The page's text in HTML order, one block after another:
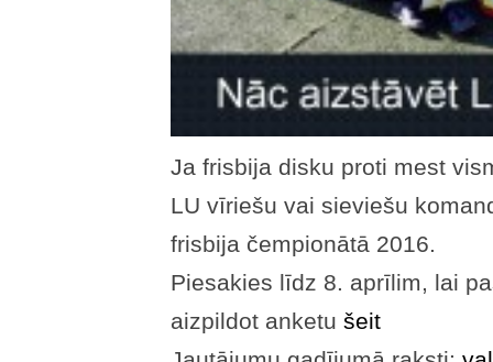
Ja frisbija disku proti mest
LU vīriešu vai sieviešu
frisbija čempionātā 2016.
Piesakies līdz 8. aprīlim, lai
aizpildot anketu šeit